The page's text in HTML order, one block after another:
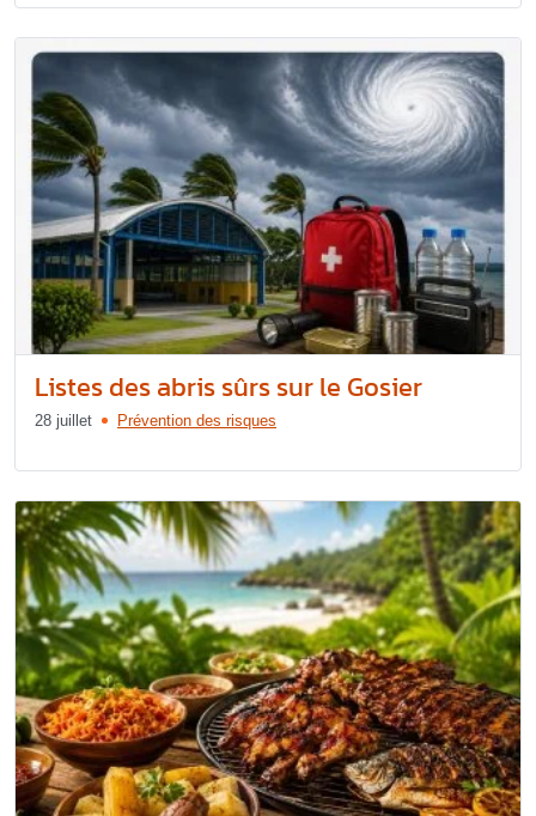
Listes des abris sûrs sur le Gosier
28 juillet Prévention des risques